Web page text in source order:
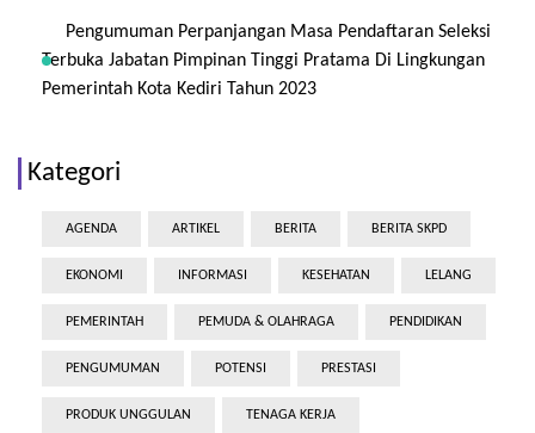
Pengumuman Perpanjangan Masa Pendaftaran Seleksi
Terbuka Jabatan Pimpinan Tinggi Pratama Di Lingkungan
Pemerintah Kota Kediri Tahun 2023
Kategori
AGENDA ARTIKEL BERITA BERITA SKPD
EKONOMI INFORMASI KESEHATAN LELANG
PEMERINTAH PEMUDA & OLAHRAGA PENDIDIKAN
PENGUMUMAN POTENSI PRESTASI
PRODUK UNGGULAN TENAGA KERJA